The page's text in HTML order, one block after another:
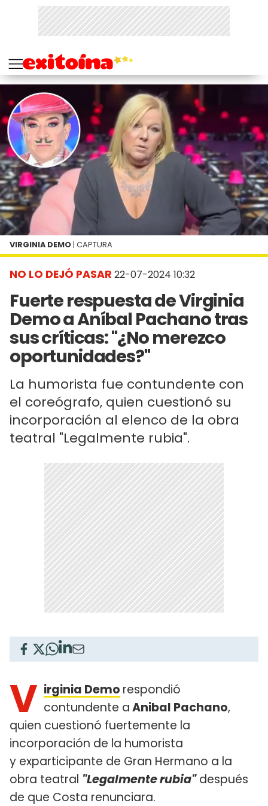
NO LO DEJÓ PASAR 22-07-2024 10:32
Fuerte respuesta de Virginia
Demo a Aníbal Pachano tras
sus críticas: "¿No merezco
oportunidades?"
La humorista fue contundente con
el coreógrafo, quien cuestionó su
incorporación al elenco de la obra
teatral "Legalmente rubia".
VIRGINIA DEMO | CAPTURA
V irginia Demo respondió
contundente aAnibal Pachano,
quien cuestionó fuertemente la
incorporación de la humorista
y exparticipante de Gran Hermano a la
obra teatral "Legalmente rubia"después
de que Costa renunciara.